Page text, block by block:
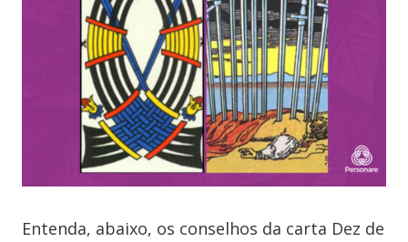
Entenda, abaixo, os conselhos da carta Dez de